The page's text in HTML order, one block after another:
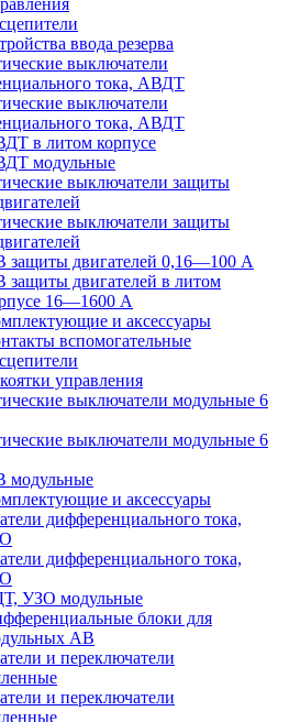
ввода резерва
выключатели
тока, АВДТ
выключатели
тока, АВДТ
в литом корпусе
модульные
выключатели защиты
выключатели защиты
защиты двигателей 0,16—100 А
защиты двигателей в литом
16—1600 А
и аксессуары
вспомогательные
управления
выключатели модульные 6
выключатели модульные 6
модульные
и аксессуары
дифференциального тока,
дифференциального тока,
УЗО модульные
блоки для
АВ
и переключатели
и переключатели